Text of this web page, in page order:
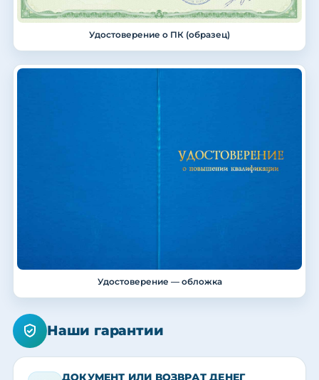
Удостоверение о ПК (образец)
Удостоверение — обложка
Наши гарантии
ДОКУМЕНТ ИЛИ ВОЗВРАТ ДЕНЕГ